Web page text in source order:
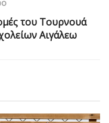
του Τουρνουά
Αιγάλεω